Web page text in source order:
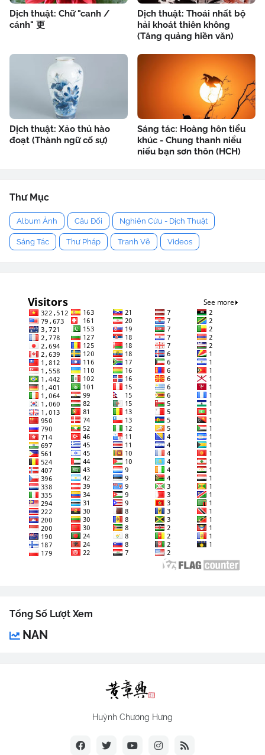
Dịch thuật: Chữ "canh /
cánh" 更
Dịch thuật: Thoái nhất bộ
hải khoát thiên không
(Tăng quảng hiền văn)
Dịch thuật: Xảo thủ hào
đoạt (Thành ngữ cố sự)
Sáng tác: Hoàng hôn tiểu
khúc - Chung thanh niểu
niểu bạn sơn thôn (HCH)
Thư Mục
Album Ảnh Câu Đối Nghiên Cứu - Dịch Thuật
Sáng Tác Thư Pháp Tranh Vẽ Videos
Tổng Số Lượt Xem
NAN
Huỳnh Chương Hưng